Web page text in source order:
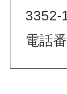
3352-
電話